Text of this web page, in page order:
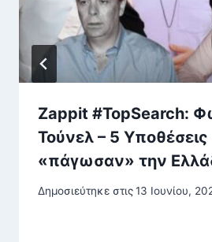
Zappit #TopSearch:
Τούνελ – 5
«πάγωσαν» την
Δημοσιεύτηκε στις13 Ιουνίου,